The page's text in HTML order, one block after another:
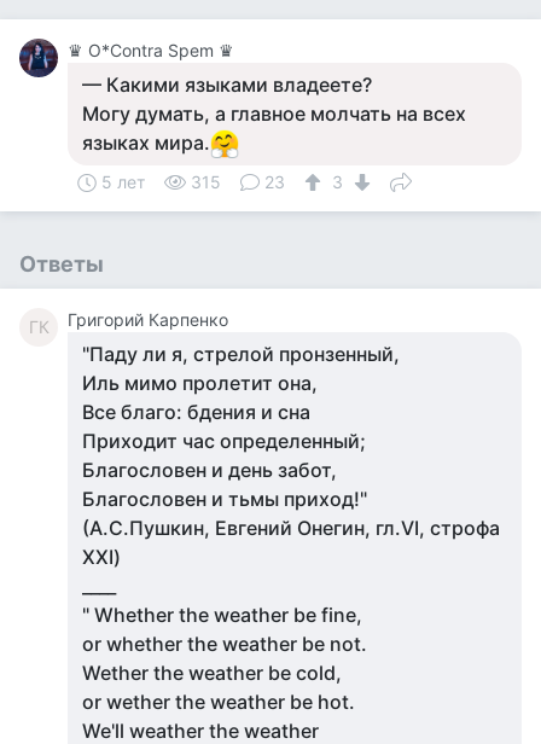
♛ О*Contra Spem ♛
— Какими языками владеете?
Могу думать, а главное молчать на всех
языках мира.
5 лет 315 23 3
Ответы
ГК Григорий Карпенко
"Паду ли я, стрелой пронзенный,
Иль мимо пролетит она,
Все благо: бдения и сна
Приходит час определенный;
Благословен и день забот,
Благословен и тьмы приход!"
(А.С.Пушкин, Евгений Онегин, гл.VI, строфа
XXI)
" Whether the weather be fine,
or whether the weather be not.
Wether the weather be cold,
or wether the weather be hot.
We'll weather the weather